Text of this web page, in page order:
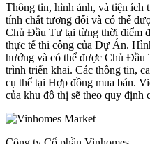
Thông tin, hình ảnh, và tiện ích
tính chất tương đối và có thể
Chủ Đầu Tư tại từng thời điểm
thực tế thi công của Dự Án.
hướng và có thể được Chủ Đầu
trình triển khai. Các thông tin,
cụ thể tại Hợp đồng mua bán.
của khu đô thị sẽ theo quy định